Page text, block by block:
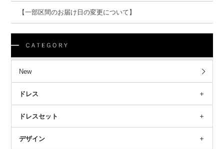
【一部区間のお届け日の変更について】
New
ドレス
ドレスセット
デザイン